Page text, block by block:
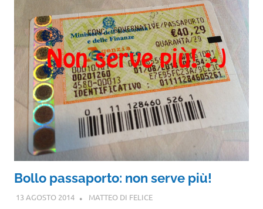
Bollo passaporto: non serve più!
13 AGOSTO 2014 MATTEO DI FELICE